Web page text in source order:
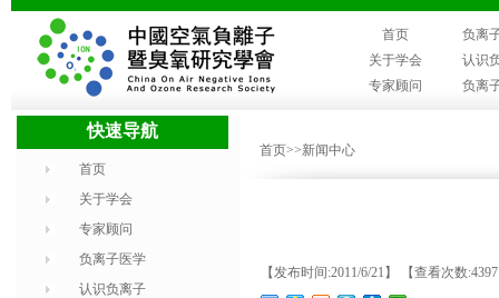
首页
负离
关于学会
认识
专家顾问
负离
快速导航
首页
关于学会
专家顾问
负离子医学
认识负离子
首页>>新闻中心
【发布时间:2011/6/21】 【查看次数